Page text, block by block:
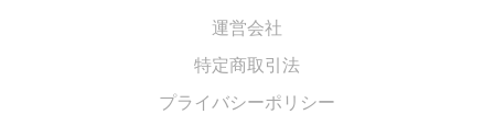
運営会社
特定商取引法
プライバシーポリシー